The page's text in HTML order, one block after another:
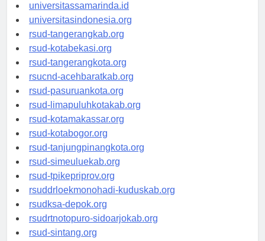
universitassamarinda.id
universitasindonesia.org
rsud-tangerangkab.org
rsud-kotabekasi.org
rsud-tangerangkota.org
rsucnd-acehbaratkab.org
rsud-pasuruankota.org
rsud-limapuluhkotakab.org
rsud-kotamakassar.org
rsud-kotabogor.org
rsud-tanjungpinangkota.org
rsud-simeuluekab.org
rsud-tpikepriprov.org
rsuddrloekmonohadi-kuduskab.org
rsudksa-depok.org
rsudrtnotopuro-sidoarjokab.org
rsud-sintang.org